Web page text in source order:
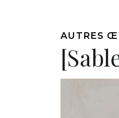
AUTRES